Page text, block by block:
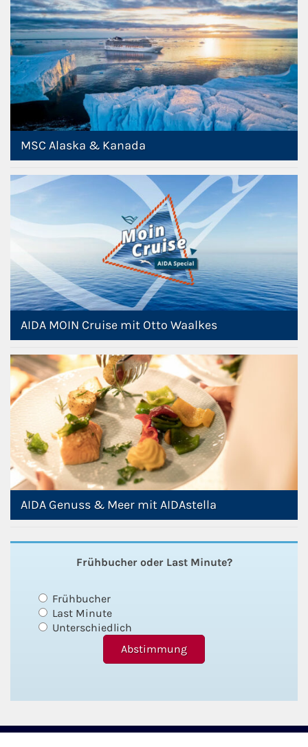
MSC Alaska & Kanada
AIDA MOIN Cruise mit Otto Waalkes
AIDA Genuss & Meer mit AIDAstella
Frühbucher oder Last Minute?
Frühbucher
Last Minute
Unterschiedlich